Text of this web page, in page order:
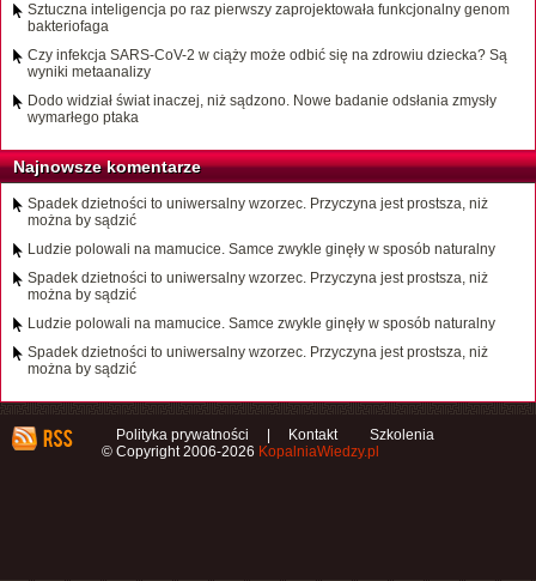
Sztuczna inteligencja po raz pierwszy zaprojektowała funkcjonalny genom
bakteriofaga
Czy infekcja SARS-CoV-2 w ciąży może odbić się na zdrowiu dziecka? Są
wyniki metaanalizy
Dodo widział świat inaczej, niż sądzono. Nowe badanie odsłania zmysły
wymarłego ptaka
Najnowsze komentarze
Spadek dzietności to uniwersalny wzorzec. Przyczyna jest prostsza, niż
można by sądzić
Ludzie polowali na mamucice. Samce zwykle ginęły w sposób naturalny
Spadek dzietności to uniwersalny wzorzec. Przyczyna jest prostsza, niż
można by sądzić
Ludzie polowali na mamucice. Samce zwykle ginęły w sposób naturalny
Spadek dzietności to uniwersalny wzorzec. Przyczyna jest prostsza, niż
można by sądzić
Polityka prywatności Kontakt
Szkolenia
© Copyright 2006-2026 KopalniaWiedzy.pl